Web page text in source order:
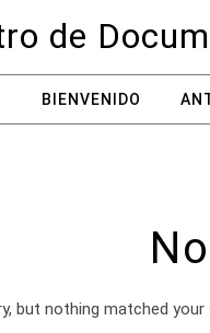
de
BIENVENIDO
but nothing matched